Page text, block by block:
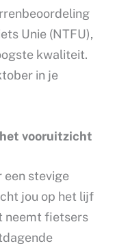
Unie (NTFU),
kwaliteit.
in je
vooruitzicht
stevige
jou op het lijf
neemt fietsers